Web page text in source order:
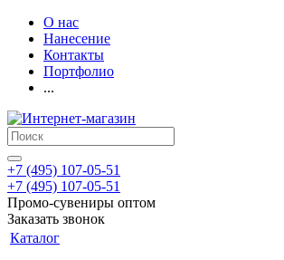
О нас
Нанесение
Контакты
Портфолио
...
+7 (495) 107-05-51
+7 (495) 107-05-51
Промо-сувениры оптом
Заказать звонок
Каталог